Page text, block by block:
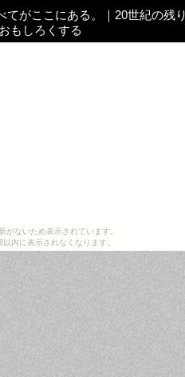
ないため表示されています。
内に表示されなくなります。
がここにある。 ｜ 20世紀の残
もしろくする